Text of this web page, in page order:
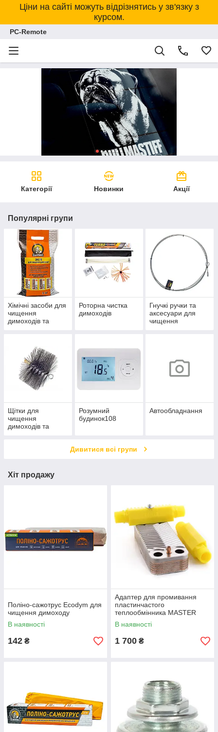
Ціни на сайті можуть відрізнятись у зв'язку з
курсом.
PC-Remote
Категорії Новинки Акції
Популярні групи
Хімічні засоби для
чищення
димоходів та
Роторна чистка
димоходів
Гнучкі ручки та
аксесуари для
чищення
Щітки для
чищення
димоходів та
Розумний
будинок108
Автообладнання
Дивитися всі групи
Хіт продажу
Поліно-сажотрус Ecodym для
чищення димоходу
В наявності
142 ₴
Адаптер для промивання
пластинчастого
теплообмінника MASTER
BOILER HE Adapter 3/4"
В наявності
1 700 ₴